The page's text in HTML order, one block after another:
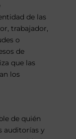
de las
trabajador,
o
de
que las
los
de quién
auditorías y